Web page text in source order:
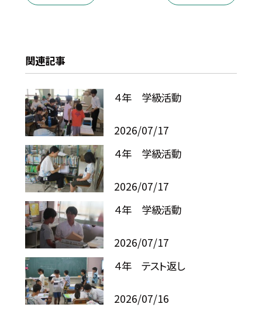
関連記事
４年 学級活動
2026/07/17
４年 学級活動
2026/07/17
４年 学級活動
2026/07/17
４年 テスト返し
2026/07/16